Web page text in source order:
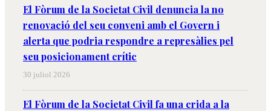
El Fòrum de la Societat Civil denuncia la no
renovació del seu conveni amb el Govern i
alerta que podria respondre a represàlies pel
seu posicionament crític
30 juliol 2026
El Fòrum de la Societat Civil fa una crida a la